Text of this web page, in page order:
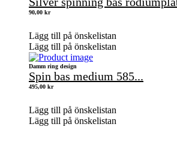
90,00 kr
Lägg till på önskelistan
Lägg till på önskelistan
Damm ring design
Spin bas medium 585...
495,00 kr
Lägg till på önskelistan
Lägg till på önskelistan